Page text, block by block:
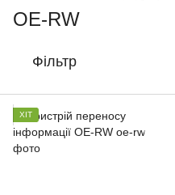
OE-RW
Фільтр
ХІТ